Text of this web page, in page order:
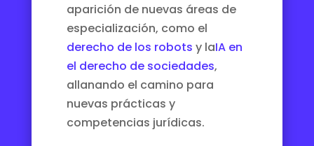
aparición de nuevas áreas de
especialización, como el
derecho de los robots y laIA en
el derecho de sociedades,
allanando el camino para
nuevas prácticas y
competencias jurídicas.